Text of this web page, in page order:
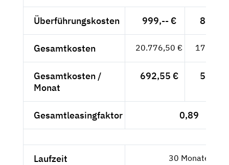
Überführungskosten 999,-- €
Gesamtkosten 20.776,50 €
Gesamtkosten /
Monat
692,55 €
Gesamtleasingfaktor 0,89
Laufzeit 30 Monate